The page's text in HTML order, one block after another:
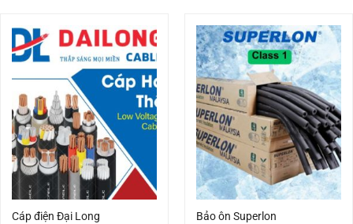
Cáp điện Đại Long
Bảo ôn Superlon